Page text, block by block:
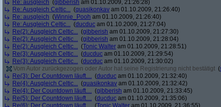
Re: ausgleich (gibberish am 01.10.2009, 21:26:28)
Re: Ausgleich Celtic... (quasikonkav am 01.10.2009, 21:26:40)
Re: ausgleich (Winnie_Pooh am 01.10.2009, 21:26:40)
Re: Ausgleich Celtic... (ducduc am 01.10.2009, 21:27:04)
Re(2): Ausgleich Celtic... (gibberish am 01.10.2009, 21:27:30)
Re(2): Ausgleich Celtic... (gibberish am 01.10.2009, 21:28:04)
Re(2): Ausgleich Celtic... (Tonic Walter am 01.10.2009, 21:28:51)
Re(3): Ausgleich Celtic... (ducduc am 01.10.2009, 21:29:54)
Re(3): Ausgleich Celtic... (ducduc am 01.10.2009, 21:30:02)
Vom Autor zurückgezogen oder Autor hat seine Registrierung nicht bestätigt (
Re(3): Der Countdown läuft.... (ducduc am 01.10.2009, 21:32:40)
Re(4): Ausgleich Celtic... (quasikonkav am 01.10.2009, 21:32:42)
Re(4): Der Countdown läuft.... (gibberish am 01.10.2009, 21:33:45)
Re(5): Der Countdown läuft.... (ducduc am 01.10.2009, 21:35:06)
Re(6): Der Countdown läuft.... (Tonic Walter am 01.10.2009, 21:36:55)